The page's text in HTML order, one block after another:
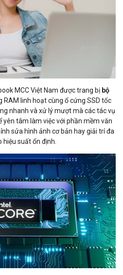
MCC Việt Nam được trang bị bộ
RAM linh hoạt cùng ổ cứng SSD tốc
nhanh và xử lý mượt mà các tác vụ
yên tâm làm việc với phần mềm văn
sửa hình ảnh cơ bản hay giải trí đa
suất ổn định.